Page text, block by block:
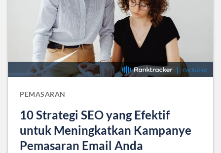
PEMASARAN
10 Strategi SEO yang Efektif
untuk Meningkatkan Kampanye
Pemasaran Email Anda